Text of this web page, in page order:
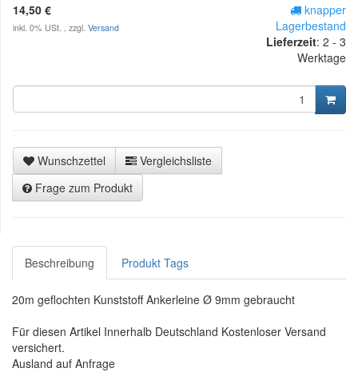
14,50 €
inkl. 0% USt. , zzgl. Versand
knapper
Lagerbestand
Lieferzeit: 2 - 3
Werktage
Wunschzettel
Vergleichsliste
Frage zum Produkt
Beschreibung Produkt Tags
20m geflochten Kunststoff Ankerleine Ø 9mm gebraucht
Für diesen Artikel Innerhalb Deutschland Kostenloser Versand
versichert.
Ausland auf Anfrage